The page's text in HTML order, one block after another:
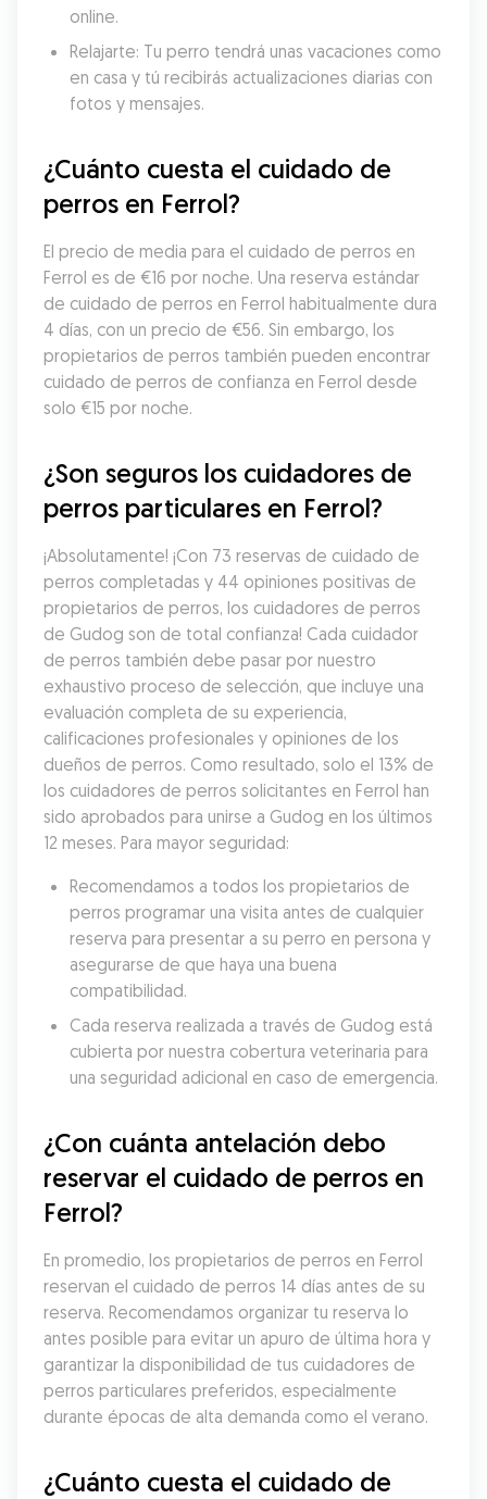
online.
Relajarte: Tu perro tendrá unas vacaciones como
en casa y tú recibirás actualizaciones diarias con
fotos y mensajes.
¿Cuánto cuesta el cuidado de
perros en Ferrol?
El precio de media para el cuidado de perros en
Ferrol es de €16 por noche. Una reserva estándar
de cuidado de perros en Ferrol habitualmente dura
4 días, con un precio de €56. Sin embargo, los
propietarios de perros también pueden encontrar
cuidado de perros de confianza en Ferrol desde
solo €15 por noche.
¿Son seguros los cuidadores de
perros particulares en Ferrol?
¡Absolutamente! ¡Con 73 reservas de cuidado de
perros completadas y 44 opiniones positivas de
propietarios de perros, los cuidadores de perros
de Gudog son de total confianza! Cada cuidador
de perros también debe pasar por nuestro
exhaustivo proceso de selección, que incluye una
evaluación completa de su experiencia,
calificaciones profesionales y opiniones de los
dueños de perros. Como resultado, solo el 13% de
los cuidadores de perros solicitantes en Ferrol han
sido aprobados para unirse a Gudog en los últimos
12 meses. Para mayor seguridad:
Recomendamos a todos los propietarios de
perros programar una visita antes de cualquier
reserva para presentar a su perro en persona y
asegurarse de que haya una buena
compatibilidad.
Cada reserva realizada a través de Gudog está
cubierta por nuestra cobertura veterinaria para
una seguridad adicional en caso de emergencia.
¿Con cuánta antelación debo
reservar el cuidado de perros en
Ferrol?
En promedio, los propietarios de perros en Ferrol
reservan el cuidado de perros 14 días antes de su
reserva. Recomendamos organizar tu reserva lo
antes posible para evitar un apuro de última hora y
garantizar la disponibilidad de tus cuidadores de
perros particulares preferidos, especialmente
durante épocas de alta demanda como el verano.
¿Cuánto cuesta el cuidado de